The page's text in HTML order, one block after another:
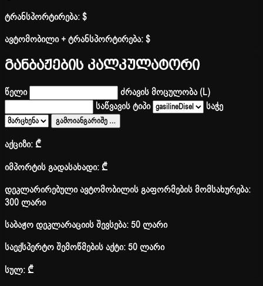
ტრანსპორტირება:$
ავტომობილი + ტრანსპორტირება:$
განბაჟების კალკულატორი
წელი
ძრავის მოცულობა (L)
საწვავის ტიპი
საჭე
გამოიანგარიშე …
აქციზი:₾
იმპორტის გადასახადი:₾
დეკლარირებული ავტომობილის გაფორმების მომსახურება:
300 ლარი
საბაჟო დეკლარაციის შევსება: 50 ლარი
საექსპერტო შემოწმების აქტი: 50 ლარი
სულ:₾